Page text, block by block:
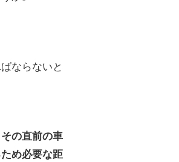
ならないと
の直前の車
め必要な距